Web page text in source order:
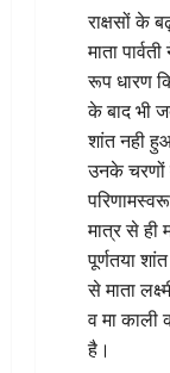
राक्षसों
माता
रूप धारण
के बाद भी
शांत नही
उनके
मात्र से ही
पूर्णतया
से माता
व मा काली
है।